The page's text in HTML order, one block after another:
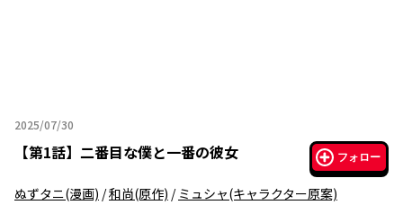
2025/07/30
2025年07月30日
【第1話】 二番目な僕と一番の彼女 フォロー
ぬずタニ(漫画) /和尚(原作) / ミュシャ(キャラクター原案)